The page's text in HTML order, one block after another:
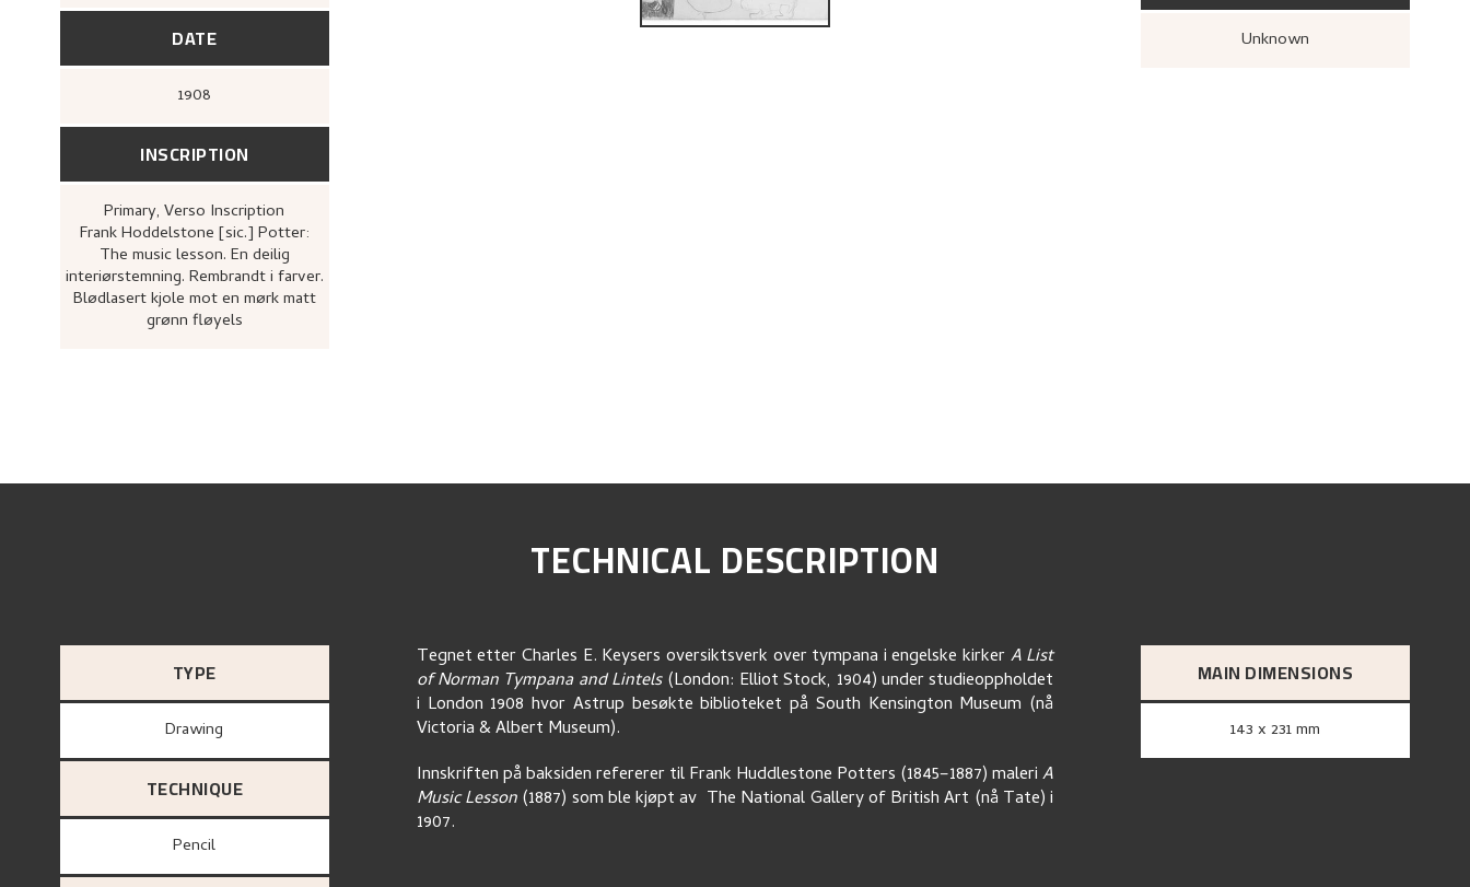
DATE
1908
INSCRIPTION
Primary, Verso Inscription
Frank Hoddelstone [sic.] Potter:
The music lesson. En deilig
interiørstemning. Rembrandt i farver.
Blødlasert kjole mot en mørk matt
grønn fløyels
Unknown
TECHNICAL DESCRIPTION
TYPE
Drawing
TECHNIQUE
Pencil
Tegnet etter Charles E. Keysers oversiktsverk over tympana i engelske kirkerA List
of Norman Tympana and Lintels(London: Elliot Stock, 1904) under studieoppholdet
i London 1908 hvor Astrup besøkte biblioteket på South Kensington Museum (nå
Victoria & Albert Museum).
Innskriften på baksiden refererer til Frank Huddlestone Potters (1845–1887) maleriA
Music Lesson(1887) som ble kjøpt av The National Gallery of British Art (nå Tate) i
1907.
MAIN DIMENSIONS
143 x 231 mm